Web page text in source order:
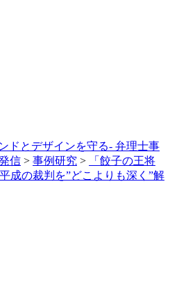
ドとデザインを守る- 弁理士事
信 > 事例研究 >
「餃子の王将
成の裁判を”どこよりも深く”解